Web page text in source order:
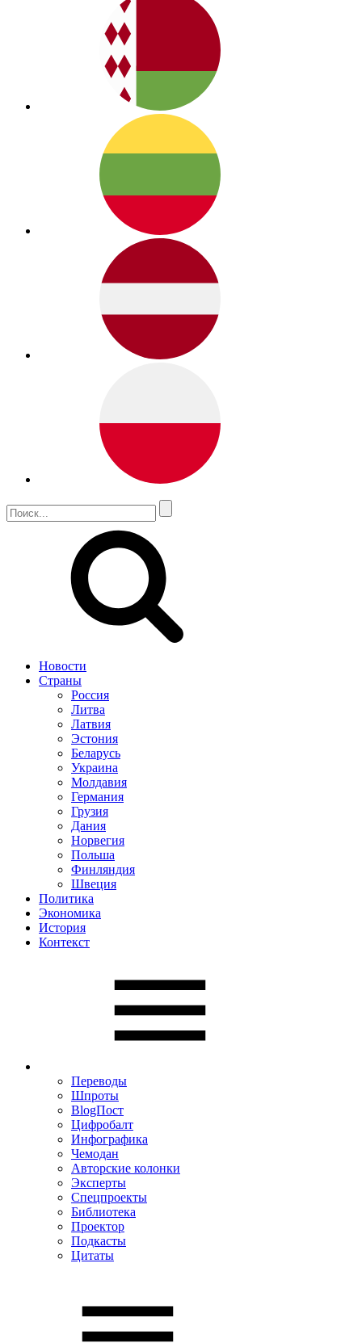
Новости
Страны
Россия
Литва
Латвия
Эстония
Беларусь
Украина
Молдавия
Германия
Грузия
Дания
Норвегия
Польша
Финляндия
Швеция
Политика
Экономика
История
Контекст
Переводы
Шпроты
BlogПост
Цифробалт
Инфографика
Чемодан
Авторские колонки
Эксперты
Спецпроекты
Библиотека
Проектор
Подкасты
Цитаты